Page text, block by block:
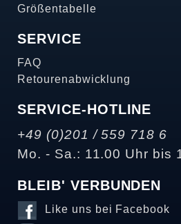
Größentabelle
SERVICE
FAQ
Retourenabwicklung
SERVICE-HOTLINE
+49 (0)201 / 559 718 6
Mo. - Sa.: 11.00 Uhr bis
BLEIB' VERBUNDEN
Like uns bei Facebook